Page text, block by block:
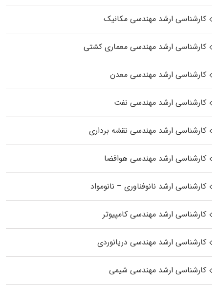
کارشناسی ارشد مهندسی مکانیک
کارشناسی ارشد مهندسی معماری کشتی
کارشناسی ارشد مهندسی معدن
کارشناسی ارشد مهندسی نفت
کارشناسی ارشد مهندسی نقشه برداری
کارشناسی ارشد مهندسی هوافضا
کارشناسی ارشد نانوفناوری – نانومواد
کارشناسی ارشد مهندسی کامپیوتر
کارشناسی ارشد مهندسی دریانوردی
کارشناسی ارشد مهندسی شیمی